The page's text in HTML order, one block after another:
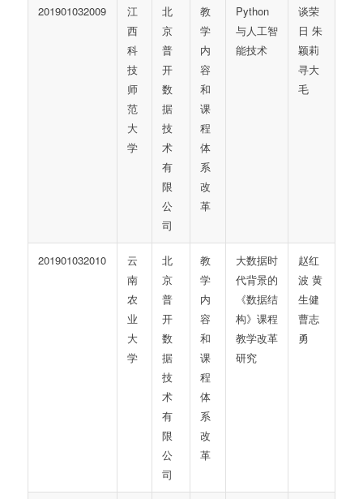
201901032009
江
西
科
技
师
范
大
学
北
京
普
开
数
据
技
术
有
限
公
司
教
学
内
容
和
课
程
体
系
改
革
Python
与人工智
能技术
谈荣
日 朱
颖莉
寻大
毛
201901032010
云
南
农
业
大
学
北
京
普
开
数
据
技
术
有
限
公
司
教
学
内
容
和
课
程
体
系
改
革
大数据时
代背景的
《数据结
构》课程
教学改革
研究
赵红
波 黄
生健
曹志
勇